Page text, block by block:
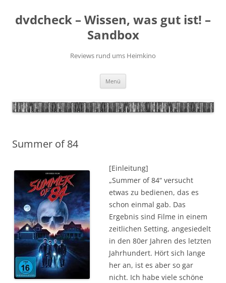
springen
dvdcheck – Wissen, was gut ist! –
Sandbox
Reviews rund ums Heimkino
Menü
Summer of 84
[Einleitung]
„Summer of 84“ versucht
etwas zu bedienen, das es
schon einmal gab. Das
Ergebnis sind Filme in einem
zeitlichen Setting, angesiedelt
in den 80er Jahren des letzten
Jahrhundert. Hört sich lange
her an, ist es aber so gar
nicht. Ich habe viele schöne